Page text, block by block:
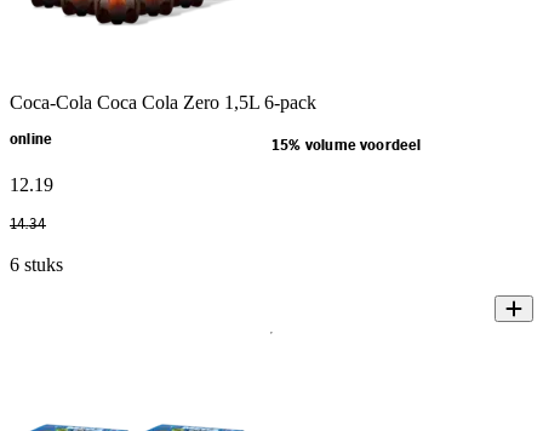
Coca-Cola Coca Cola Zero 1,5L 6-pack
online 15% volume voordeel
12.19
14.34
6 stuks